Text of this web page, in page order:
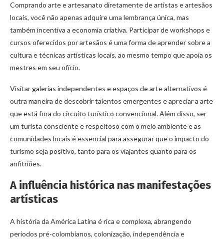
Comprando arte e artesanato diretamente de artistas e artesãos
locais, você não apenas adquire uma lembrança única, mas
também incentiva a economia criativa. Participar de workshops e
cursos oferecidos por artesãos é uma forma de aprender sobre a
cultura e técnicas artísticas locais, ao mesmo tempo que apoia os
mestres em seu ofício.
Visitar galerias independentes e espaços de arte alternativos é
outra maneira de descobrir talentos emergentes e apreciar a arte
que está fora do circuito turístico convencional. Além disso, ser
um turista consciente e respeitoso com o meio ambiente e as
comunidades locais é essencial para assegurar que o impacto do
turismo seja positivo, tanto para os viajantes quanto para os
anfitriões.
A influência histórica nas manifestações
artísticas
A história da América Latina é rica e complexa, abrangendo
períodos pré-colombianos, colonização, independência e